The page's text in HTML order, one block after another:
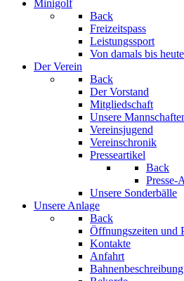
Minigolf
Back
Freizeitspass
Leistungssport
Von damals bis heute
Der Verein
Back
Der Vorstand
Mitgliedschaft
Unsere
Vereinsjugend
Vereinschronik
Presseartikel
Back
Presse-
Unsere Sonderbälle
Unsere Anlage
Back
Öffnungszeiten und
Kontakte
Anfahrt